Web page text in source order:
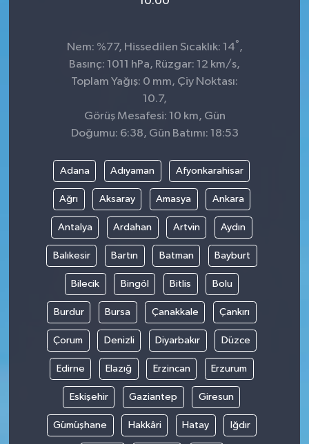
Nem: %77, Hissedilen Sıcaklık: 14° ,
Basınç: 1011 hPa, Rüzgar: 12 km/s,
Toplam Yağış: 0 mm, Çiy Noktası:
10.7,
Görüş Mesafesi: 10 km, Gün
Doğumu: 6:38, Gün Batımı: 18:53
Adana Adıyaman Afyonkarahisar
Ağrı Aksaray Amasya Ankara
Antalya Ardahan Artvin Aydın
Balıkesir Bartın Batman Bayburt
Bilecik Bingöl Bitlis Bolu
Burdur Bursa Çanakkale Çankırı
Çorum Denizli Diyarbakır Düzce
Edirne Elazığ Erzincan Erzurum
Eskişehir Gaziantep Giresun
Gümüşhane Hakkâri Hatay Iğdır